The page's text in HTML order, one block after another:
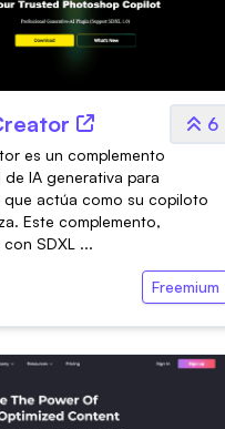
6
es un complemento
IA generativa para
que actúa como su copiloto
Este complemento,
SDXL ...
Freemium